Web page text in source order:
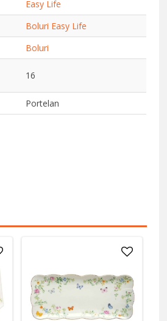
Easy Life
Boluri Easy Life
Boluri
16
Portelan